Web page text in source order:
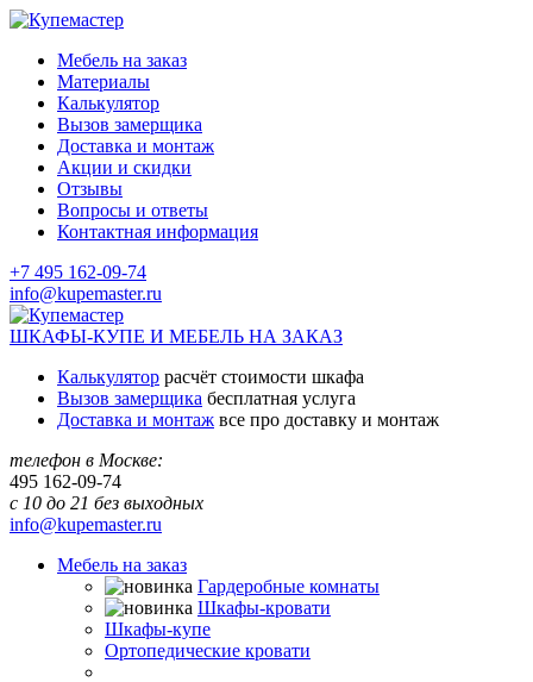
Мебель на заказ
Материалы
Калькулятор
Вызов замерщика
Доставка и монтаж
Акции и скидки
Отзывы
Вопросы и ответы
Контактная информация
+7 495 162-09-74
info@kupemaster.ru
ШКАФЫ-КУПЕ И МЕБЕЛЬ НА ЗАКАЗ
Калькулятор расчёт стоимости шкафа
Вызов замерщика бесплатная услуга
Доставка и монтаж все про доставку и монтаж
телефон в Москве:
495 162-09-74
с 10 до 21 без выходных
info@kupemaster.ru
Мебель на заказ
Гардеробные комнаты
Шкафы-кровати
Шкафы-купе
Ортопедические кровати